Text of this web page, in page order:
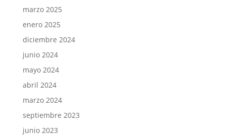
marzo 2025
enero 2025
diciembre 2024
junio 2024
mayo 2024
abril 2024
marzo 2024
septiembre 2023
junio 2023